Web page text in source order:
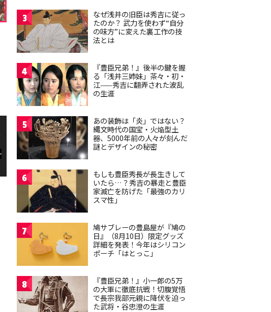
3
なぜ浅井の旧臣は秀吉に従っ
たのか？ 武力を使わず“自分
の味方”に変えた裏工作の技
法とは
4
『豊臣兄弟！』後半の鍵を握
る「浅井三姉妹」茶々・初・
江——秀吉に翻弄された波乱
の生涯
5
あの装飾は「炎」ではない？
縄文時代の国宝・火焔型土
器、5000年前の人々が刻んだ
謎とデザインの秘密
6
もしも豊臣秀長が長生きして
いたら…？秀吉の暴走と豊臣
家滅亡を防げた「最強のカリ
スマ性」
7
鳩サブレーの豊島屋が『鳩の
日』（8月10日）限定グッズ
詳細を発表！今年はシリコン
ポーチ「はとっこ」
8
『豊臣兄弟！』小一郎の5万
の大軍に徹底抗戦！切腹覚悟
で長宗我部元親に降伏を迫っ
た武将・谷忠澄の生涯